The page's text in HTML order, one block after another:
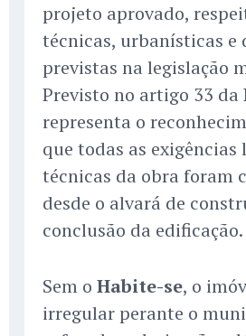
projeto aprovado,
técnicas, urbanísticas e
previstas na legislação
Previsto no artigo 33 da
representa o
que todas as exigências
técnicas da obra foram
desde o alvará de
conclusão da edificação.
Sem o Habite-se, o
irregular perante o